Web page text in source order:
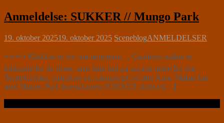
Anmeldelse: SUKKER // Mungo Park
19. oktober 202519. oktober 2025 SceneblogANMELDELSER
⭐⭐⭐⭐ Klokken er lort om morgenen… Caribiens sukker er
lokkende for de fleste, men ikke helt på samme måde for alle.
Teaterdirektør, instruktør og manuskriptforfatter Anna Malzer har
med Mungo Park forestillingen SUKKER skabt et[…]